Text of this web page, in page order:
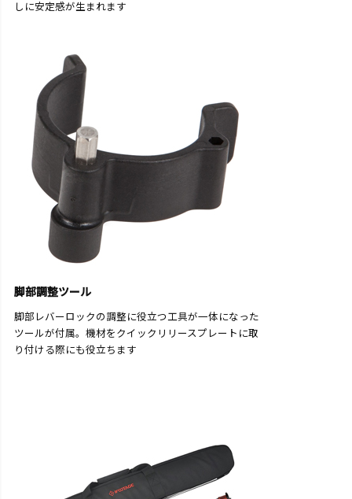
しに安定感が生まれます
脚部調整ツール
脚部レバーロックの調整に役立つ工具が一体になった
ツールが付属。機材をクイックリリースプレートに取
り付ける際にも役立ちます